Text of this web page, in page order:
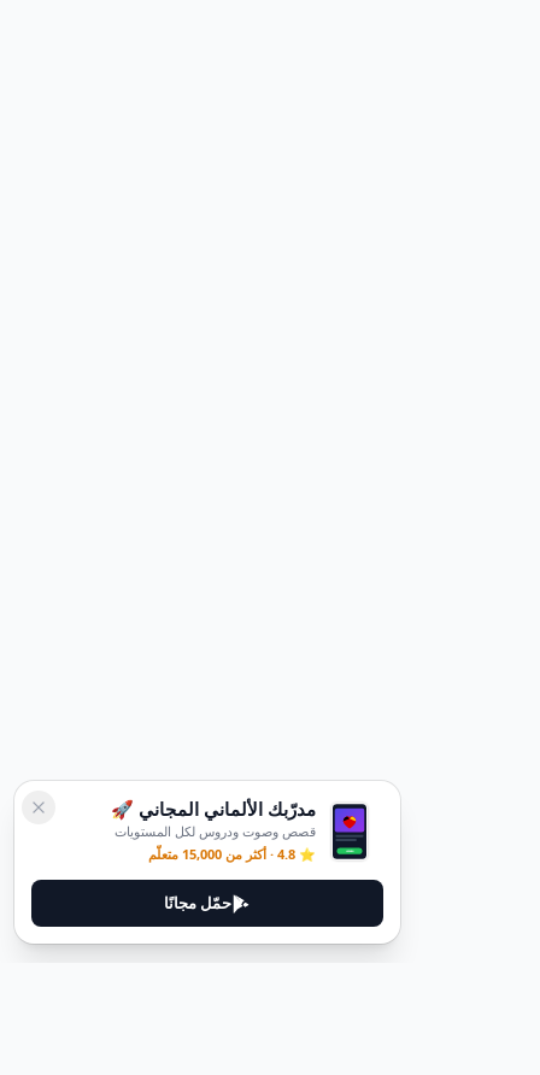
مدرّبك الألماني المجاني 🚀
قصص وصوت ودروس لكل المستويات
⭐ 4.8 · أكثر من 15,000 متعلّم
حمّل مجانًا